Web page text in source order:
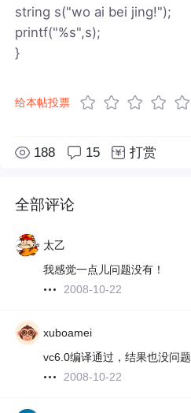
string s("wo ai bei jing!");
printf("%s",s);
}
给本帖投票
188 15 打赏
全部评论
太乙
我感觉一点儿问题没有！
2008-10-22
xuboamei
vc6.0编译通过，结果也没问题
2008-10-22